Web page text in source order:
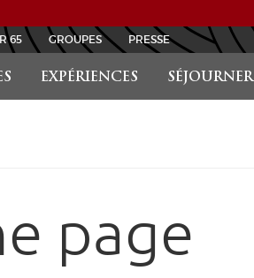
EXPÉRIENCES SÉJOURNER
65 GROUPES PRESSE
page